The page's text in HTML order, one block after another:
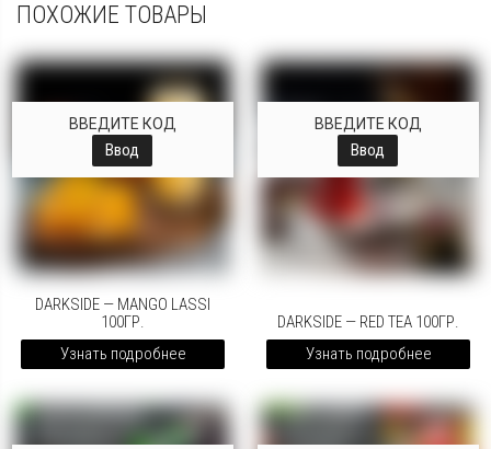
ПОХОЖИЕ ТОВАРЫ
ВВЕДИТЕ КОД
Ввод
DARKSIDE — MANGO LASSI
100ГР.
Узнать подробнее
ВВЕДИТЕ КОД
Ввод
DARKSIDE — RED TEA 100ГР.
Узнать подробнее